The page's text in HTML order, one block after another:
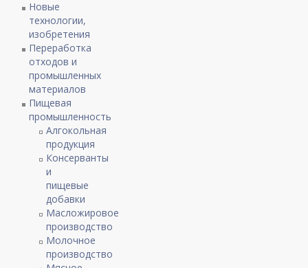
Новые
технологии,
изобретения
Переработка
отходов и
промышленных
материалов
Пищевая
промышленность
Алгокольная
продукция
Консерванты
и
пищевые
добавки
Масложировое
производство
Молочное
производство